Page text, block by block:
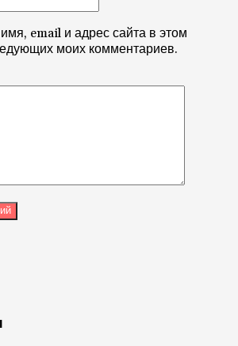
email и адрес сайта в этом
моих комментариев.